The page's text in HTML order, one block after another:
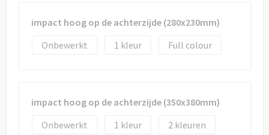
impact hoog op de achterzijde (280x230mm)
Onbewerkt
1 Full colour
impact hoog op de achterzijde (350x380mm)
Onbewerkt
1 2